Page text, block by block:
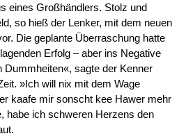
eines Großhändlers. Stolz und
so hieß der Lenker, mit dem neuen
Die geplante Überraschung hatte
Erfolg – aber ins Negative
Dummheiten«, sagte der Kenner
»Ich will nix mit dem Wage
kaafe mir sonscht kee Hawer mehr
habe ich schweren Herzens den